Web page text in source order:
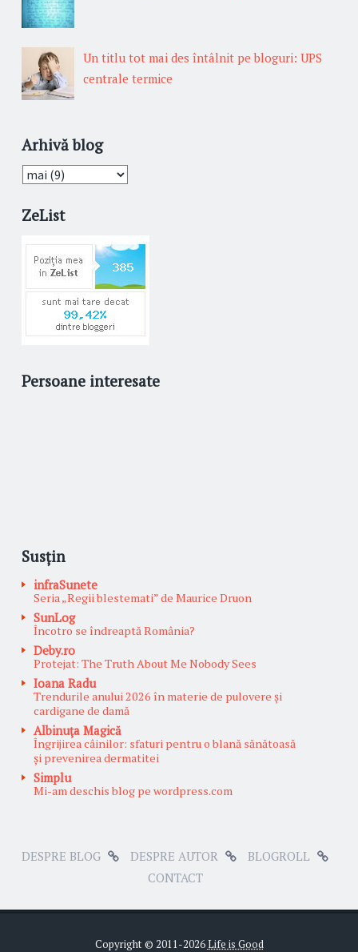
Un titlu tot mai des întâlnit pe bloguri: UPS
centrale termice
Arhivă blog
ZeList
Persoane interesate
Susțin
infraSunete
Seria „Regii blestemati” de Maurice Druon
SunLog
Încotro se îndreaptă România?
Deby.ro
Protejat: The Truth About Me Nobody Sees
Ioana Radu
Trendurile anului 2026 în materie de pulovere și
cardigane de damă
Albinuţa Magică
Îngrijirea câinilor: sfaturi pentru o blană sănătoasă
și prevenirea dermatitei
Simplu
Mi-am deschis blog pe wordpress.com
DESPRE BLOG DESPRE AUTOR
BLOGROLL
CONTACT
Copyright © 2011-2026Life is Good